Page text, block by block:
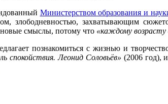
Министерством образования и
злободневностью, захватывающим
новые смыслы, потому что «каждому
познакомиться с жизнью и
спокойствия. Леонид Соловьёв» (2006 год),